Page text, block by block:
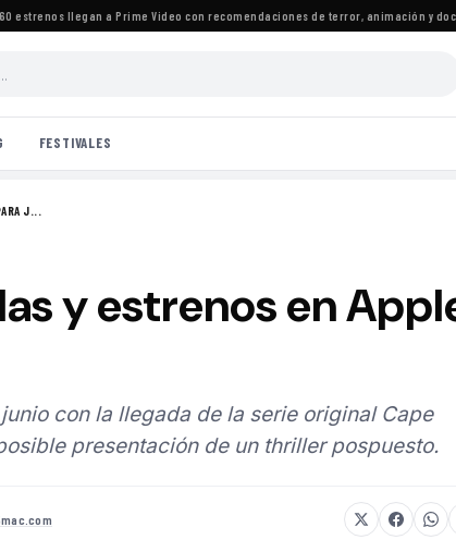
llegan a Prime Video con recomendaciones de terror, animación y
FESTIVALES
J...
y estrenos en
con la llegada de la serie original Cape
presentación de un thriller pospuesto.